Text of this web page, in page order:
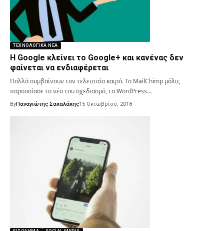
ΤΕΧΝΟΛΟΓΙΚΆ ΝΈΑ
Η Google κλείνει το Google+ και κανένας δεν
φαίνεται να ενδιαφέρεται
Πολλά συμβαίνουν τον τελευταίο καιρό. Το MailChimp μόλις
παρουσίασε το νέο του σχεδιασμό, το WordPress…
ByΠαναγιώτης Σακαλάκης15 Οκτωβρίου, 2018